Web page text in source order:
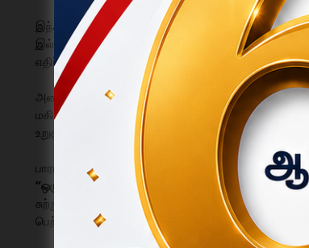
இந்த நிலையில், தைப்பூசம் மற்றும் சுபமுகூர்த்த
இல்லத்தில் புதுமனை புகுவிழா
எதிர்பார்த்திருந்த நிலையில்,
500 மரக்கன்றுகளுடன்
அண்ணன் கொண்டு வந்த மரக்கன்றுகள்
மகிழ்ச்சியையும் ஏற்படுத்தின. அனைவரும்
உறுதியளித்தனர்.
பாரம்பரிய சீதன முறைக்கு மாற்றாக பசுமையை
“ஒரு குடும்ப விழா – நூற்றுக்கணக்கான மரங்கள்”
சுற்றுச்சூழல் விழிப்புணர்வாக மாற்றிய
பெற்றுள்ளது.